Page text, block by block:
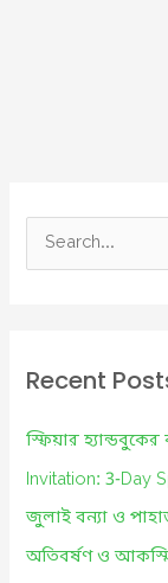
e
c
f
o
r
Recent
স্ফিয়ার
Invitation: 3-Day
জুলাই বন্যা ও
অতিবর্ষণ ও